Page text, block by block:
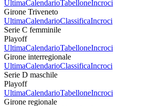
UltimaCalendarioTabelloneIncroci
Girone Triveneto
UltimaCalendarioClassificaIncroci
Serie C femminile
Playoff
UltimaCalendarioTabelloneIncroci
Girone interregionale
UltimaCalendarioClassificaIncroci
Serie D maschile
Playoff
UltimaCalendarioTabelloneIncroci
Girone regionale